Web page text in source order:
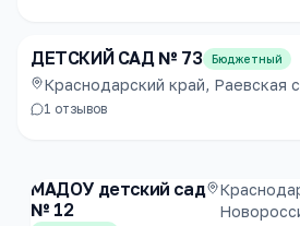
ДЕТСКИЙ САД № 73 Бюджетный
Краснодарский край, Раевская
1 отзывов
МАДОУ детский сад
№ 12